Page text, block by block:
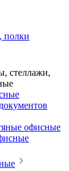
полки
стеллажи,
офисные